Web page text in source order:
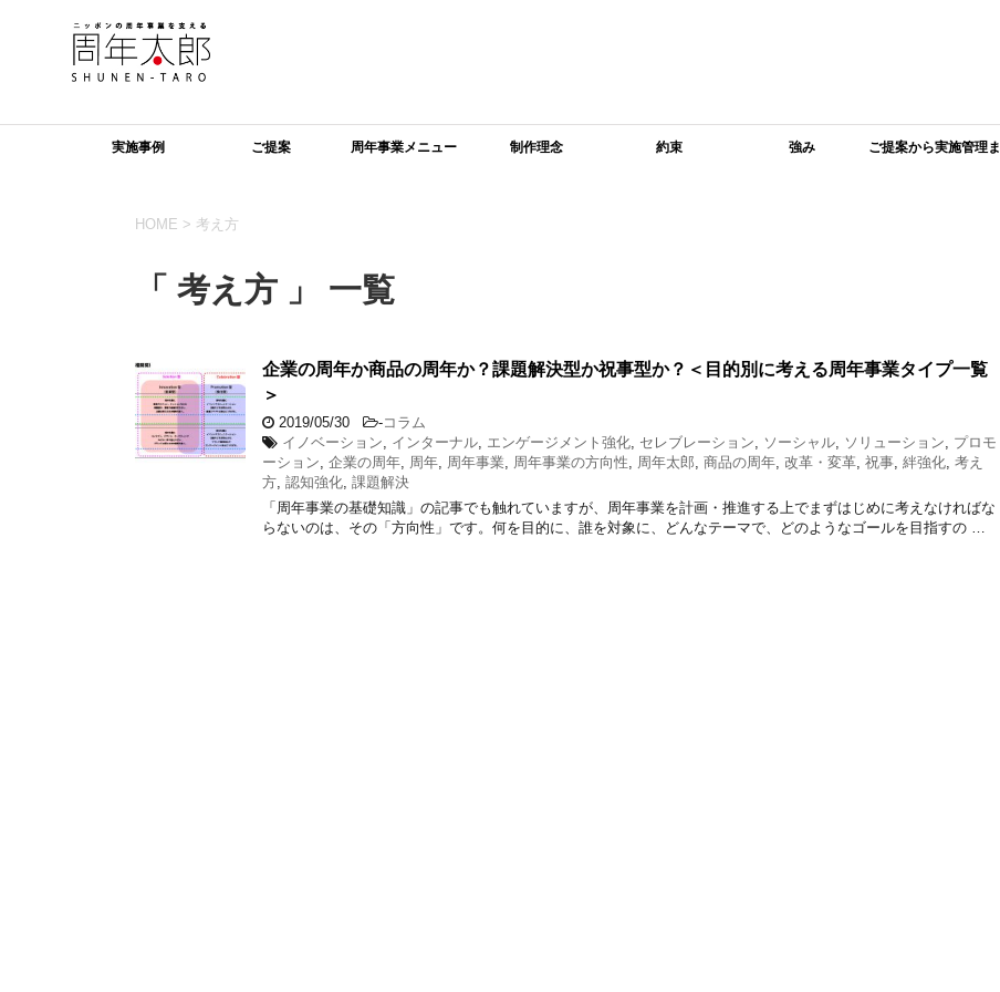
実施事例 ご提案 周年事業メニュー 制作理念 約束 強み ご提案から実施管理ま
HOME > 考え方
「 考え方 」 一覧
企業の周年か商品の周年か？課題解決型か祝事型か？＜目的別に考える周年事業タイプ一覧
＞
2019/05/30 -コラム
イノベーション, インターナル, エンゲージメント強化, セレブレーション, ソーシャル, ソリューション, プロモ
ーション, 企業の周年, 周年, 周年事業, 周年事業の方向性, 周年太郎, 商品の周年, 改革・変革, 祝事, 絆強化, 考え
方, 認知強化, 課題解決
「周年事業の基礎知識」の記事でも触れていますが、周年事業を計画・推進する上でまずはじめに考えなければな
らないのは、その「方向性」です。何を目的に、誰を対象に、どんなテーマで、どのようなゴールを目指すの …